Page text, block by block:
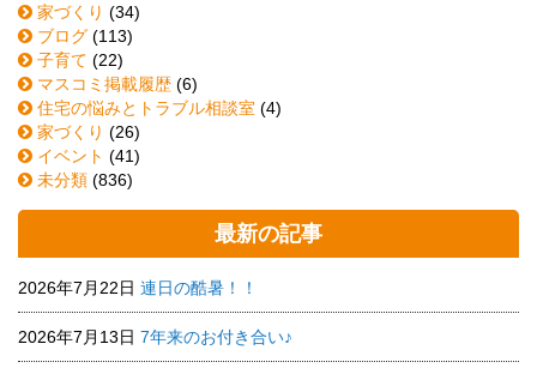
家づくり (34)
ブログ (113)
子育て (22)
マスコミ掲載履歴 (6)
住宅の悩みとトラブル相談室 (4)
家づくり (26)
イベント (41)
未分類 (836)
最新の記事
2026年7月22日 連日の酷暑！！
2026年7月13日 7年来のお付き合い♪